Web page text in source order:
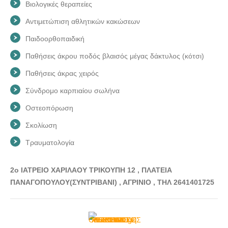
Βιολογικές θεραπείες
Αντιμετώπιση αθλητικών κακώσεων
Παιδοορθοπαιδική
Παθήσεις άκρου ποδός βλαισός μέγας δάκτυλος (κότσι)
Παθήσεις άκρας χειρός
Σύνδρομο καρπιαίου σωλήνα
Οστεοπόρωση
Σκολίωση
Τραυματολογία
2ο ΙΑΤΡΕΙΟ ΧΑΡΙΛΑΟΥ ΤΡΙΚΟΥΠΗ 12 , ΠΛΑΤΕΙΑ
ΠΑΝΑΓΟΠΟΥΛΟΥ(ΣΥΝΤΡΙΒΑΝΙ) , ΑΓΡΙΝΙΟ , ΤΗΛ 2641401725